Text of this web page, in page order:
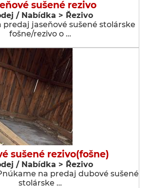
sušené rezivo
/ Nabídka > Řezivo
predaj jaseňové sušené stolárske
fošne/rezivo o …
sušené rezivo(fošne)
/ Nabídka > Řezivo
na predaj dubové sušené
stolárske …